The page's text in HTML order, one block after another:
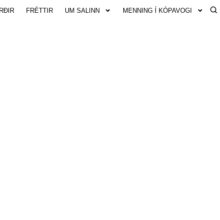
FRÉTTIR UM SALINN MENNING Í KÓPAVOGI